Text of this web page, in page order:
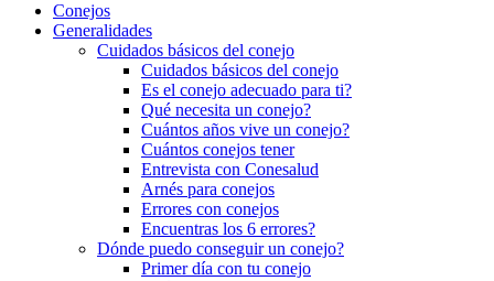
Conejos
Generalidades
Cuidados básicos del conejo
Cuidados básicos del conejo
Es el conejo adecuado para ti?
Qué necesita un conejo?
Cuántos años vive un conejo?
Cuántos conejos tener
Entrevista con Conesalud
Arnés para conejos
Errores con conejos
Encuentras los 6 errores?
Dónde puedo conseguir un conejo?
Primer día con tu conejo